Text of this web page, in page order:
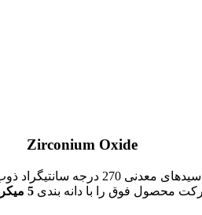
Zirconium Oxide
محصول فوق را با دانه بندی 5 میکرون